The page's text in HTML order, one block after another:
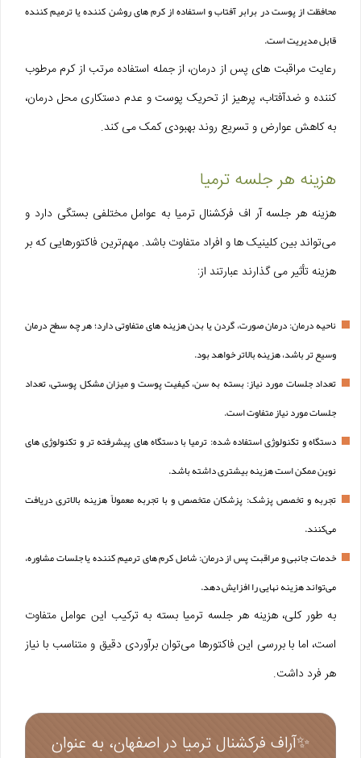
محافظت از پوست در برابر آفتاب و استفاده از کرم‌ های روشن‌ کننده یا ترمیم‌ کننده
قابل مدیریت است.
رعایت مراقبت‌ های پس از درمان، از جمله استفاده مرتب از کرم مرطوب‌
کننده و ضدآفتاب، پرهیز از تحریک پوست و عدم دستکاری محل درمان،
به کاهش عوارض و تسریع روند بهبودی کمک می‌ کند.
هزینه هر جلسه ترمیا
هزینه هر جلسه آر اف فرکشنال ترمیا به عوامل مختلفی بستگی دارد و
می‌تواند بین کلینیک‌ ها و افراد متفاوت باشد. مهم‌ترین فاکتورهایی که بر
هزینه تأثیر می‌ گذارند عبارتند از:
ناحیه درمان: درمان صورت، گردن یا بدن هزینه‌ های متفاوتی دارد؛ هر چه سطح درمان
وسیع‌ تر باشد، هزینه بالاتر خواهد بود.
تعداد جلسات مورد نیاز: بسته به سن، کیفیت پوست و میزان مشکل پوستی، تعداد
جلسات مورد نیاز متفاوت است.
دستگاه و تکنولوژی استفاده شده: ترمیا با دستگاه‌ های پیشرفته‌ تر و تکنولوژی‌ های
نوین ممکن است هزینه بیشتری داشته باشد.
تجربه و تخصص پزشک: پزشکان متخصص و با تجربه معمولاً هزینه بالاتری دریافت
می‌کنند.
خدمات جانبی و مراقبت پس از درمان: شامل کرم‌ های ترمیم‌ کننده یا جلسات مشاوره،
می‌تواند هزینه نهایی را افزایش دهد.
به طور کلی، هزینه هر جلسه ترمیا بسته به ترکیب این عوامل متفاوت
است، اما با بررسی این فاکتورها می‌توان برآوردی دقیق و متناسب با نیاز
هر فرد داشت.
✨آراف فرکشنال ترمیا در اصفهان، به‌ عنوان